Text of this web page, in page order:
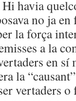
havia
no ja
la força
a la
en
la
vertaders